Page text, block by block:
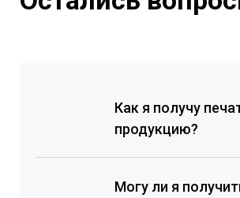
Как я получу
продукцию?
Могу ли я